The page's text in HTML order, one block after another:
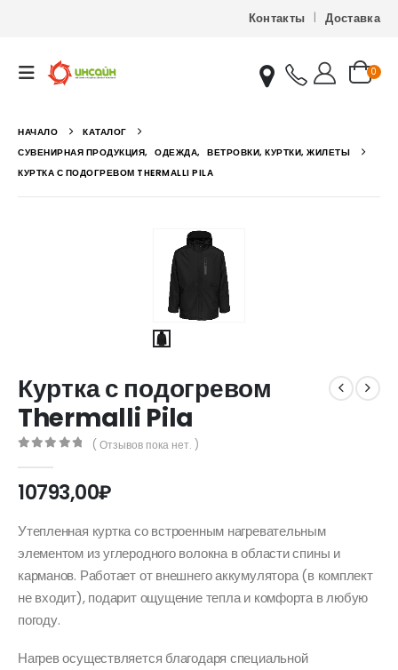
Контакты Доставка
0
НАЧАЛО
КАТАЛОГ
СУВЕНИРНАЯ ПРОДУКЦИЯ, ОДЕЖДА, ВЕТРОВКИ, КУРТКИ, ЖИЛЕТЫ
КУРТКА С ПОДОГРЕВОМ THERMALLI PILA
Куртка с подогревом
Thermalli Pila
( Отзывов пока нет. )
10793,00₽
Утепленная куртка со встроенным нагревательным
элементом из углеродного волокна в области спины и
карманов. Работает от внешнего аккумулятора (в комплект
не входит), подарит ощущение тепла и комфорта в любую
погоду.
Нагрев осуществляется благодаря специальной